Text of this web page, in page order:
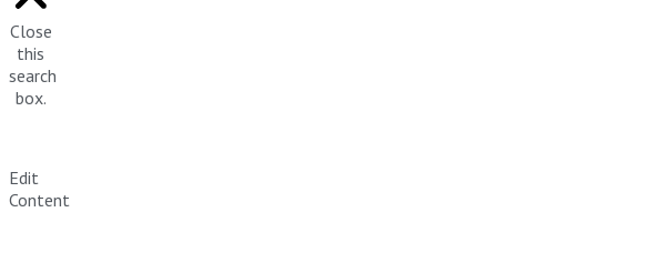
Close
this
search
box.
Edit
Content